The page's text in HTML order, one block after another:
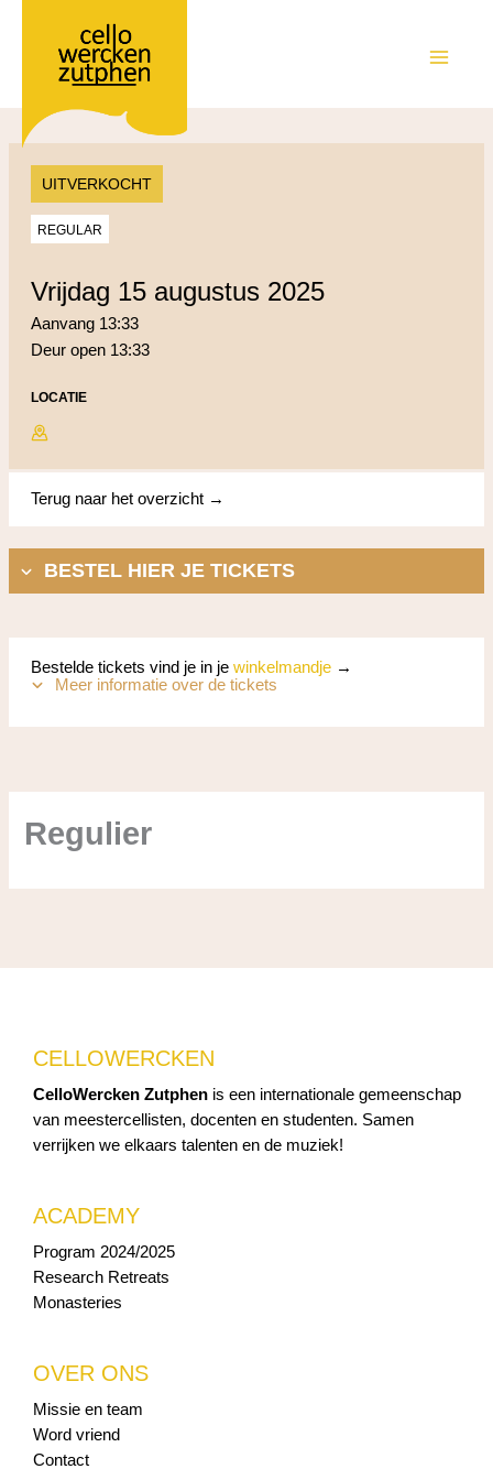
Regulier
UITVERKOCHT
REGULAR
vrijdag 15 augustus 2025
Aanvang 13:33
Deur open 13:33
LOCATIE
Terug naar het overzicht →
BESTEL HIER JE TICKETS
Bestelde tickets vind je in je winkelmandje→
Meer informatie over de tickets
CELLOWERCKEN
CelloWercken Zutphen is een internationale gemeenschap
van meestercellisten, docenten en studenten. Samen
verrijken we elkaars talenten en de muziek!
ACADEMY
Program 2024/2025
Research Retreats
Monasteries
OVER ONS
Missie en team
Word vriend
Contact